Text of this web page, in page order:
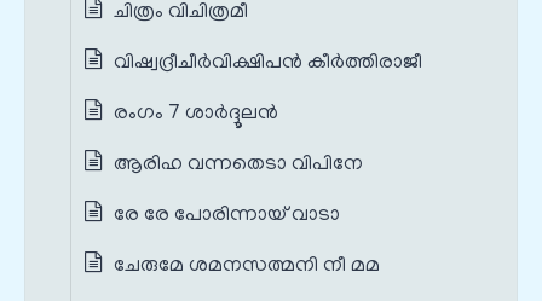
ചിത്രം വിചിത്രമീ
വിഷ്വദ്രീചീർവിക്ഷിപൻ കീർത്തിരാജീ
രംഗം 7 ശാർദ്ദൂലൻ
ആരിഹ വന്നതെടാ വിപിനേ
രേ രേ പോരിന്നായ് വാടാ
ചേരുമേ ശമനസത്മനി നീ മമ